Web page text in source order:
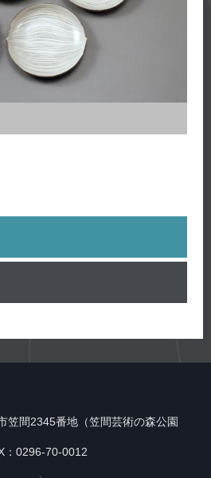
間2345番地（笠間芸術の森公園
0296-70-0012